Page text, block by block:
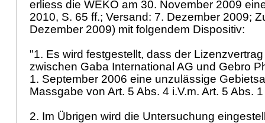
erliess die WEKO am 30. November 2009
2010, S. 65 ff.; Versand: 7. Dezember 2009;
Dezember 2009) mit folgendem Dispositiv:
"1. Es wird festgestellt, dass der
zwischen Gaba International AG und Gebro
1. September 2006 eine unzulässige
Massgabe von Art. 5 Abs. 4 i.V.m. Art. 5 Abs.
2. Im Übrigen wird die Untersuchung